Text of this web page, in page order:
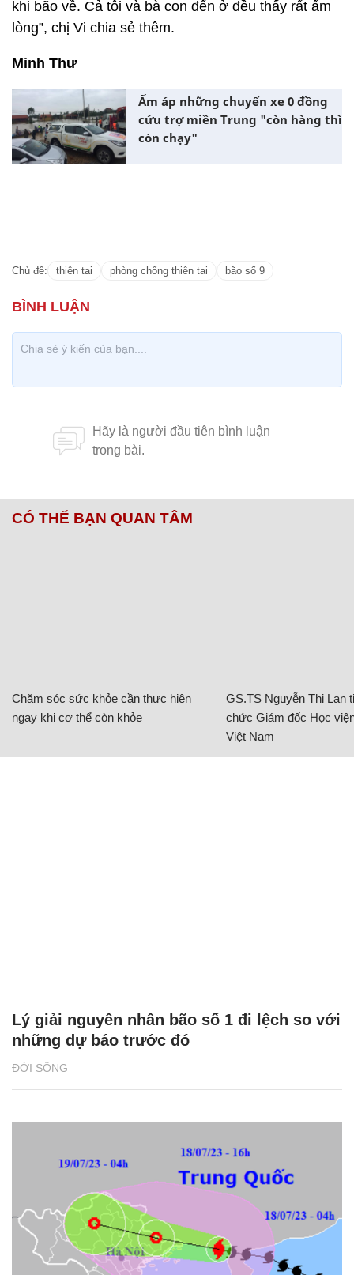
khi bão về. Cả tôi và bà con đến ở đều thấy rất ấm
lòng”, chị Vi chia sẻ thêm.
Minh Thư
Ấm áp những chuyến xe 0 đồng
cứu trợ miền Trung "còn hàng thì
còn chạy"
Chủ đề: thiên tai phòng chống thiên tai bão số 9
CÓ THỂ BẠN QUAN TÂM
Chăm sóc sức khỏe cần thực hiện
ngay khi cơ thể còn khỏe
GS.TS Nguyễn Thị Lan
chức Giám đốc Học
Việt Nam
ĐỜI SỐNG
Lý giải nguyên nhân bão số 1 đi lệch so với
những dự báo trước đó